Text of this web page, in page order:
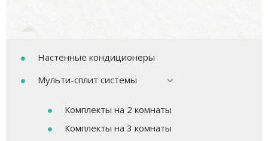
Настенные кондиционеры
Мульти-сплит системы
Комплекты на 2 комнаты
Комплекты на 3 комнаты